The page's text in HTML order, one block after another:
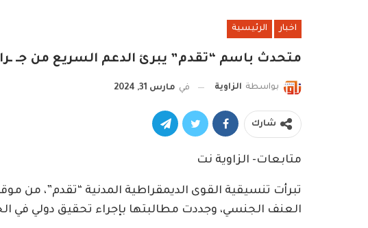
اخبار الرئيسية
متحدث باسم “تقدم” يبرئ الدعم السريع من جـ
بواسطة الزاوية في مارس 31, 2024
شارك
متابعات- الزاوية نت
تبرأت تنسيقية القوى الديمقراطية المدنية “تقدم”، من
العنف الجنسي، وجددت مطالبتها بإجراء تحقيق دولي في